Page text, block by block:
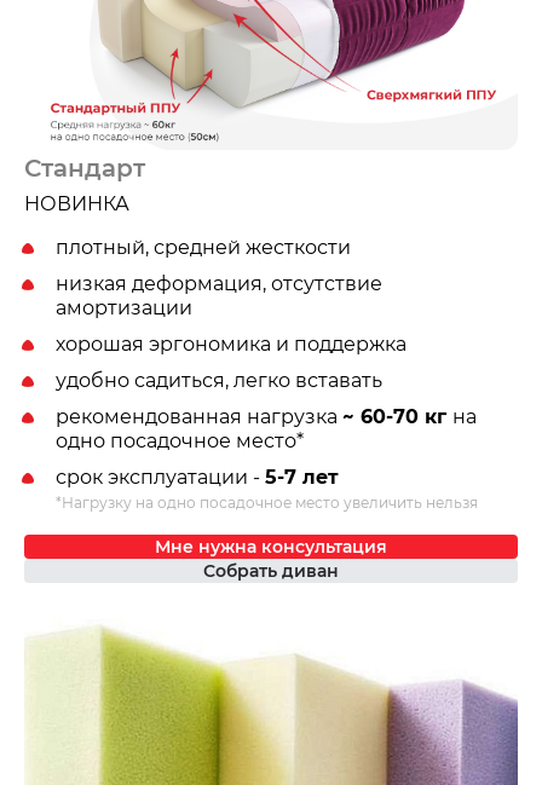
Стандарт
НОВИНКА
плотный, средней жесткости
низкая деформация, отсутствие
амортизации
хорошая эргономика и поддержка
удобно садиться, легко вставать
рекомендованная нагрузка ~ 60-70 кг на
одно посадочное место*
срок эксплуатации - 5-7 лет
*Нагрузку на одно посадочное место увеличить нельзя
Мне нужна консультация
Собрать диван